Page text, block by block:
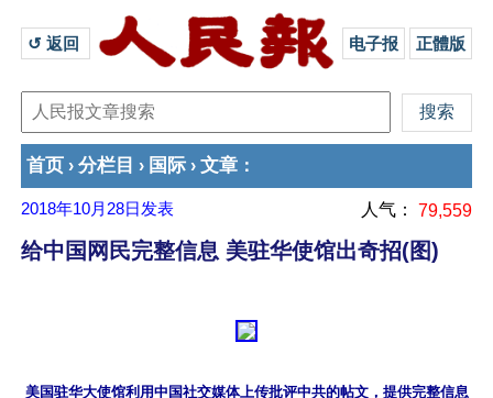
↺ 返回 电子报 正體版
首页 › 分栏目 › 国际 › 文章 ：
2018年10月28日 发表 人气： 79,559
给中国网民完整信息 美驻华使馆出奇招(图)
美国驻华大使馆利用中国社交媒体上传批评中共的帖文，提供完整信息